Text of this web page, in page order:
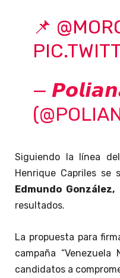
📌
—
Siguiendo la línea
Henrique Capriles se
Edmundo González,
resultados.
La propuesta para
campaña “Venezuela
candidatos a